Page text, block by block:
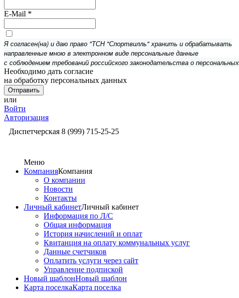
E-Mail *
Я согласен(на) и даю право "ТСН "Спортвилль" хранить и обрабатывать
направленные мною в электронном виде персональные данные
с соблюдением требований российского законодательства о
Необходимо дать согласие
на обработку персональных данных
или
Войти
Авторизация
Диспетчерская 8 (999) 715-25-25
Меню
КомпанияКомпания
О компании
Новости
Контакты
Личный кабинетЛичный кабинет
Информация по Л/С
Общая информация
История начислений и оплат
Квитанция на оплату коммунальных услуг
Данные счетчиков
Оплатить услуги через сайт
Управление подпиской
Новый шаблонНовый шаблон
Карта поселкаКарта поселка